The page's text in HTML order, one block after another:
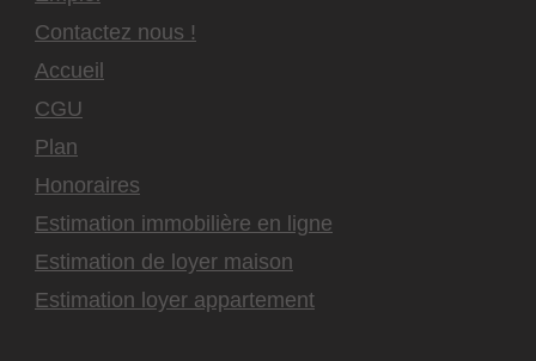
Contactez nous !
Accueil
CGU
Plan
Honoraires
Estimation immobilière en ligne
Estimation de loyer maison
Estimation loyer appartement